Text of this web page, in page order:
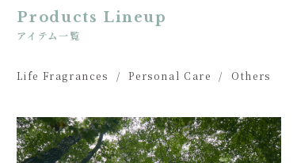
Products Lineup
アイテム一覧
Life Fragrances Personal Care Others